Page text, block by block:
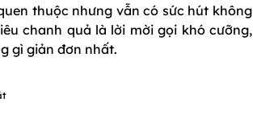
thuộc nhưng vẫn có sức hút không
chanh quả là lời mời gọi khó cưỡng,
gì giản đơn nhất.